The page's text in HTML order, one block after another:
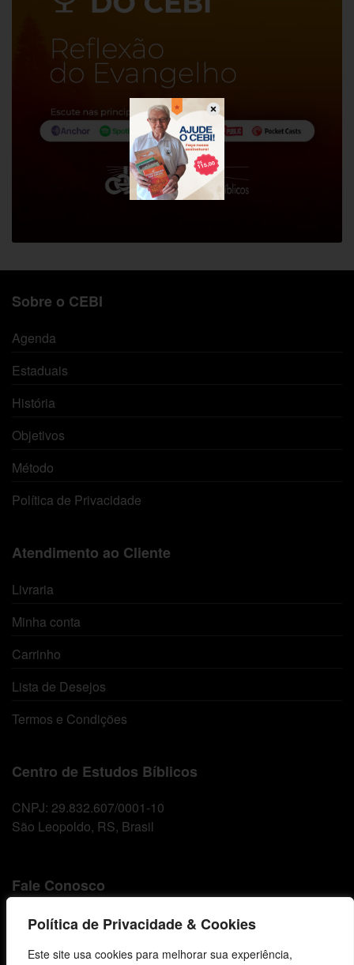
Política de Privacidade & Cookies
Este site usa cookies para melhorar sua experiência,
Sobre o CEBI
Agenda
Estaduais
História
Objetivos
Método
Política de Privacidade
Atendimento ao Cliente
Livraria
Minha conta
Carrinho
Lista de Desejos
Termos e Condições
Centro de Estudos Bíblicos
CNPJ: 29.832.607/0001-10
São Leopoldo, RS, Brasil
Fale Conosco
E-mails
comunicacao@cebi.org.br